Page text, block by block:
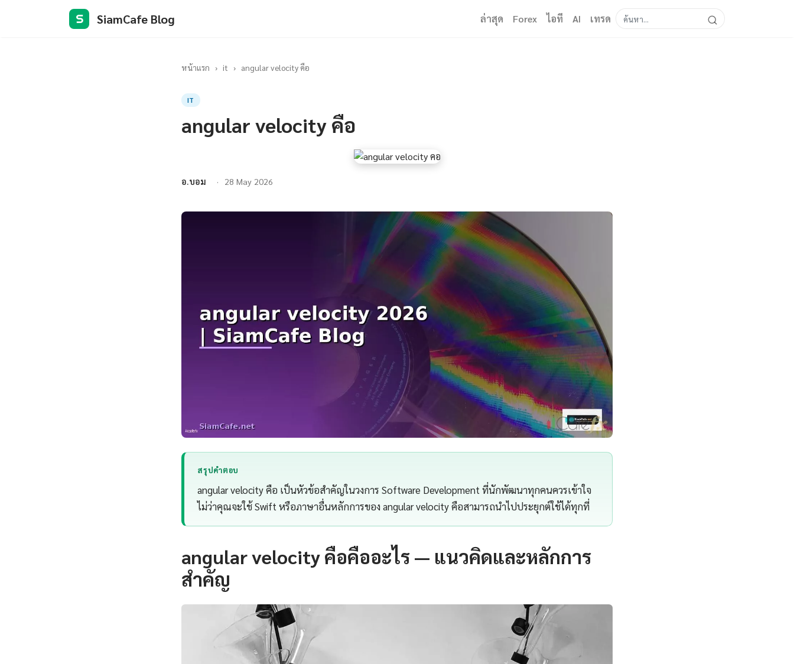
S SiamCafe Blog ล่าสุด Forex ไอที AI เทรด
หน้าแรก › it › angular velocity คือ
IT
angular velocity คือ
อ.บอม 28 May 2026
สรุปคำตอบ
angular velocity คือ เป็นหัวข้อสำคัญในวงการ Software Development ที่นักพัฒนาทุกคนควรเข้าใจ
ไม่ว่าคุณจะใช้ Swift หรือภาษาอื่นหลักการของ angular velocity คือสามารถนำไปประยุกต์ใช้ได้ทุกที่
angular velocity คือคืออะไร — แนวคิดและหลักการ
สำคัญ